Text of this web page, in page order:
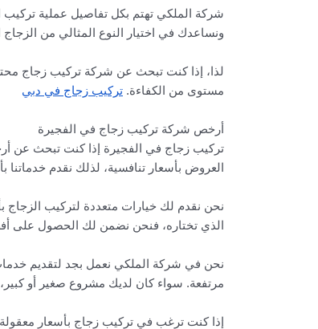
شركة الملكي تهتم بكل تفاصيل عملية
ونساعدك في اختيار النوع المثالي من
لذا، إذا كنت تبحث عن شركة تركيب زجاج
مستوى من الكفاءة. تركيب زجاج في دبي
أرخص شركة تركيب زجاج في الفجيرة
تركيب زجاج في الفجيرة إذا كنت تبحث عن
العروض بأسعار تنافسية، لذلك نقدم
نحن نقدم لك خيارات متعددة لتركيب الزجاج
الذي تختاره، فنحن نضمن لك الحصول على
نحن في شركة الملكي نعمل بجد لتقديم خدمات
مرتفعة. سواء كان لديك مشروع صغير أو
إذا كنت ترغب في تركيب زجاج بأسعار